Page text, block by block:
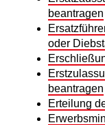
beantragen
oder
beantragen
Erteilung